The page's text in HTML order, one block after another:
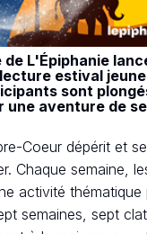
de L'Épiphanie
estival
sont
une aventure de
Coeur dépérit et
Chaque semaine,
activité thématique
semaines, sept